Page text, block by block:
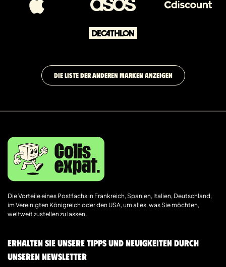
DIE LISTE DER ANDEREN MARKEN ANZEIGEN
Die Vorteile eines Postfachs in Frankreich, Spanien, Italien, Deutschland,
im Vereinigten Königreich oder den USA, um alles, was Sie möchten,
weltweit zustellen zu lassen.
Erhalten Sie unsere Tipps und Neuigkeiten durch
unseren Newsletter